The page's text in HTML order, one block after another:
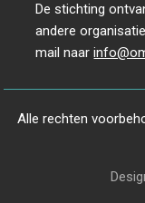
De stichting
andere
mail naar
Alle rechten